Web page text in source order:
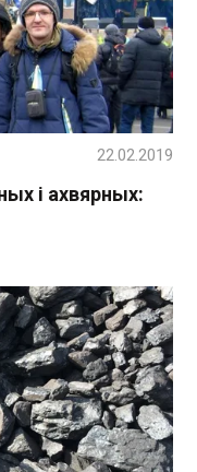
і ахвярных:
22.02.2019